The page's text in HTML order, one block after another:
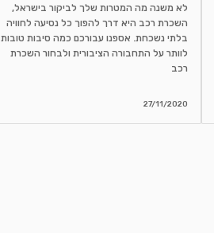
לא משנה מה המטרות שלך לביקור בישראל,
השכרת רכב היא דרך להפוך כל נסיעה לחוויה
בלתי נשכחת. אספנו עבורכם כמה סיבות טובות
לוותר על התחבורה הציבורית ולבחור השכרת
רכב
27/11/2020